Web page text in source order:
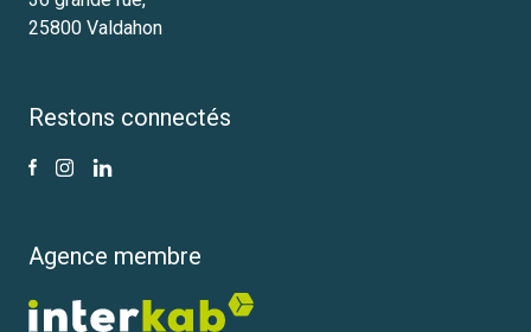
25800 Valdahon
Restons connectés
Agence membre